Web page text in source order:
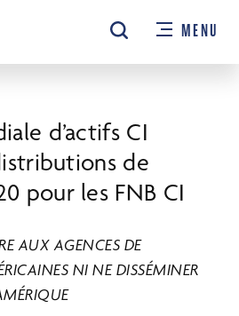
MENU
d’actifs CI
de
pour les FNB CI
AUX AGENCES DE
NI NE DISSÉMINER